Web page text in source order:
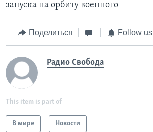
запуска на орбиту военного
Поделиться Follow us
Радио Свобода
This item is part of
В мире Новости